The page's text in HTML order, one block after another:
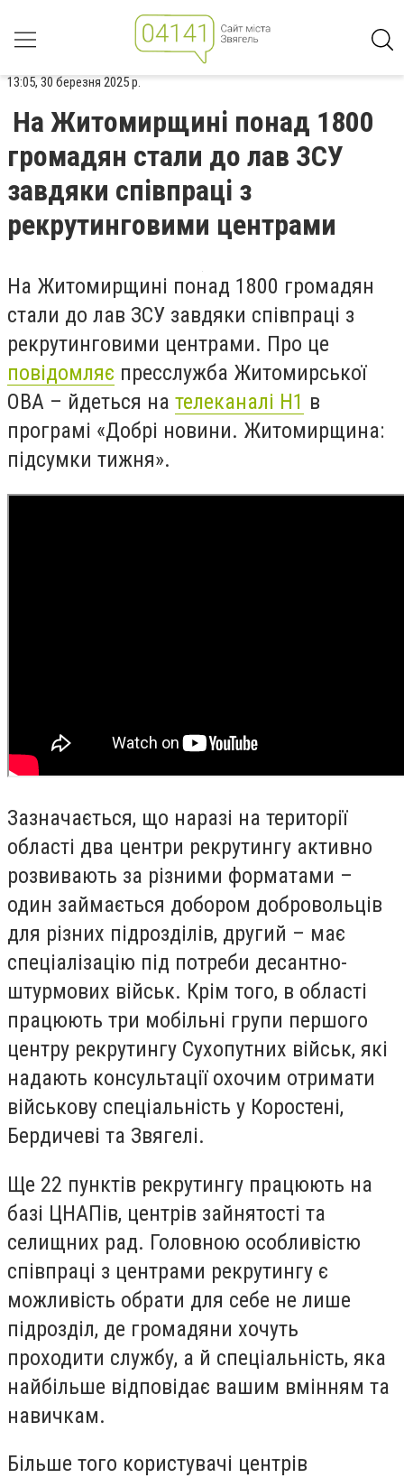
13:05, 30 березня 2025 р.
На Житомирщині понад 1800
громадян стали до лав ЗСУ
завдяки співпраці з
рекрутинговими центрами
На Житомирщині понад 1800 громадян
стали до лав ЗСУ завдяки співпраці з
рекрутинговими центрами. Про це
повідомляє пресслужба Житомирської
ОВА – йдеться на телеканалі Н1 в
програмі «Добрі новини. Житомирщина:
підсумки тижня».
Зазначається, що наразі на території
області два центри рекрутингу активно
розвивають за різними форматами –
один займається добором добровольців
для різних підрозділів, другий – має
спеціалізацію під потреби десантно-
штурмових військ. Крім того, в області
працюють три мобільні групи першого
центру рекрутингу Сухопутних військ, які
надають консультації охочим отримати
військову спеціальність у Коростені,
Бердичеві та Звягелі.
Ще 22 пунктів рекрутингу працюють на
базі ЦНАПів, центрів зайнятості та
селищних рад. Головною особливістю
співпраці з центрами рекрутингу є
можливість обрати для себе не лише
підрозділ, де громадяни хочуть
проходити службу, а й спеціальність, яка
найбільше відповідає вашим вмінням та
навичкам.
Більше того користувачі центрів